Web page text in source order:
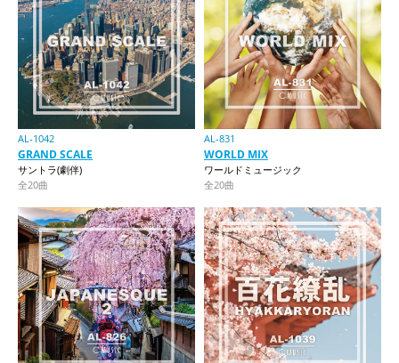
AL-1042
GRAND SCALE
サントラ(劇伴)
全20曲
AL-831
WORLD MIX
ワールドミュージック
全20曲